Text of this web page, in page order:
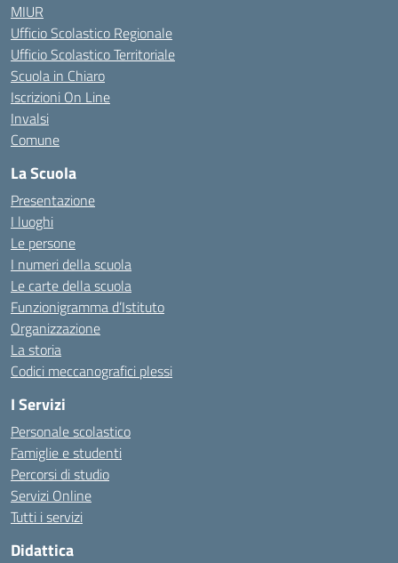
MIUR
Ufficio Scolastico Regionale
Ufficio Scolastico Territoriale
Scuola in Chiaro
Iscrizioni On Line
Invalsi
Comune
La Scuola
Presentazione
I luoghi
Le persone
I numeri della scuola
Le carte della scuola
Funzionigramma d’Istituto
Organizzazione
La storia
Codici meccanografici plessi
I Servizi
Personale scolastico
Famiglie e studenti
Percorsi di studio
Servizi Online
Tutti i servizi
Didattica